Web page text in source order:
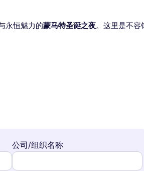
永恒魅力的蒙马特圣诞之夜。这里是不容
公司/组织名称